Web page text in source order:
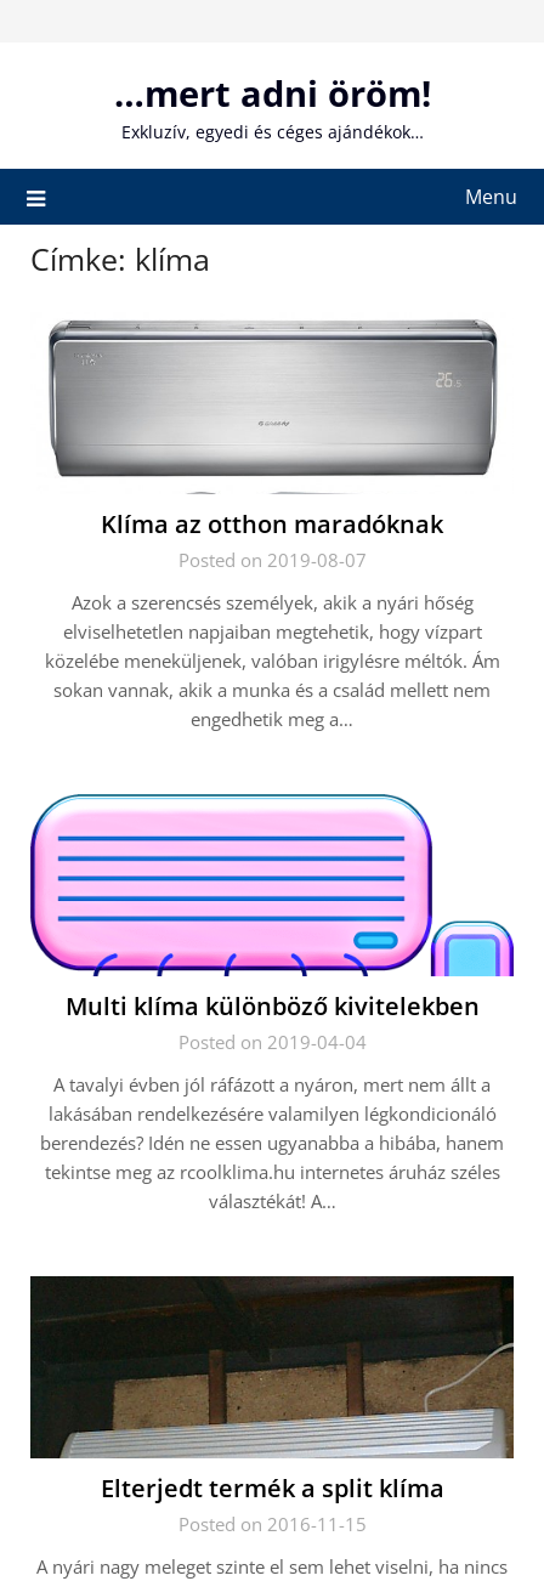
…mert adni öröm!
Exkluzív, egyedi és céges ajándékok…
Menu
Címke: klíma
Klíma az otthon maradóknak
Posted on 2019-08-07
Azok a szerencsés személyek, akik a nyári hőség
elviselhetetlen napjaiban megtehetik, hogy vízpart
közelébe meneküljenek, valóban irigylésre méltók. Ám
sokan vannak, akik a munka és a család mellett nem
engedhetik meg a…
Multi klíma különböző kivitelekben
Posted on 2019-04-04
A tavalyi évben jól ráfázott a nyáron, mert nem állt a
lakásában rendelkezésére valamilyen légkondicionáló
berendezés? Idén ne essen ugyanabba a hibába, hanem
tekintse meg az rcoolklima.hu internetes áruház széles
választékát! A…
Elterjedt termék a split klíma
Posted on 2016-11-15
A nyári nagy meleget szinte el sem lehet viselni, ha nincs